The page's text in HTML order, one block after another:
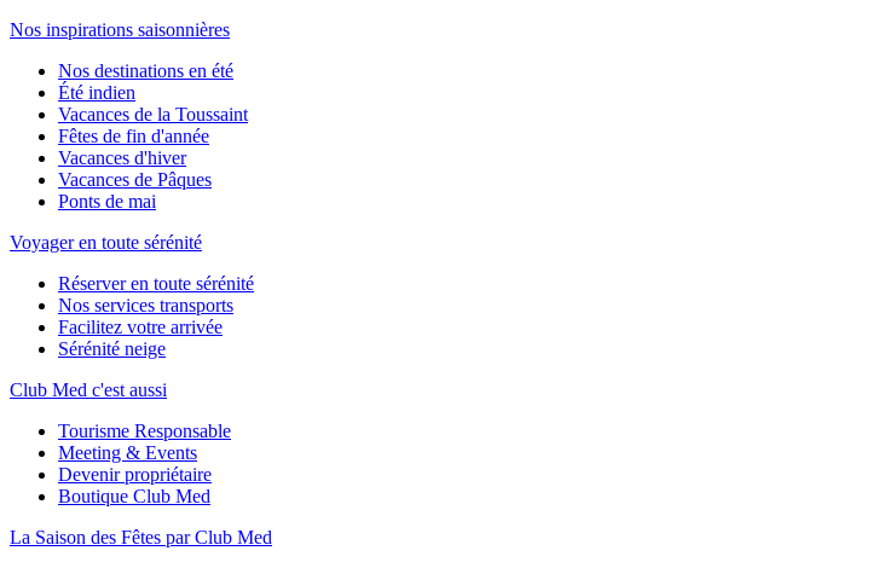
Nos inspirations saisonnières
Nos destinations en été
Été indien
Vacances de la Toussaint
Fêtes de fin d'année
Vacances d'hiver
Vacances de Pâques
Ponts de mai
Voyager en toute sérénité
Réserver en toute sérénité
Nos services transports
Facilitez votre arrivée
Sérénité neige
Club Med c'est aussi
Tourisme Responsable
Meeting & Events
Devenir propriétaire
Boutique Club Med
La Saison des Fêtes par Club Med